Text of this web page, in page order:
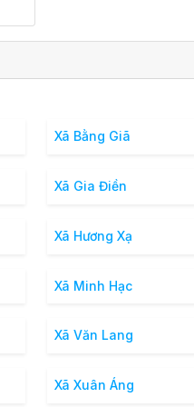
Xã Bằng Giã
Xã Gia Điền
Xã Hương Xạ
Xã Minh Hạc
Xã Văn Lang
Xã Xuân Áng